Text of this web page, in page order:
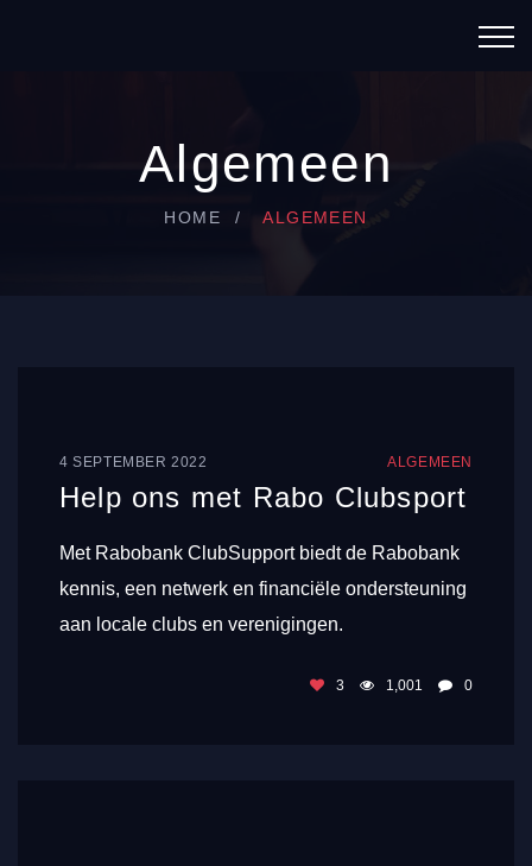
Algemeen
HOME ALGEMEEN
4 SEPTEMBER 2022 ALGEMEEN
Help ons met Rabo Clubsport
Met Rabobank ClubSupport biedt de Rabobank
kennis, een netwerk en financiële ondersteuning
aan locale clubs en verenigingen.
3 1,001 0